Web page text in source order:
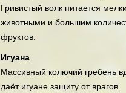
Гривистый волк питается
животными и большим
фруктов.
Игуана
Массивный колючий гребень
даёт игуане защиту от врагов.